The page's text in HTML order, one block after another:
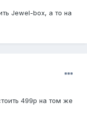
Jewel-box, а то на
499р на том же